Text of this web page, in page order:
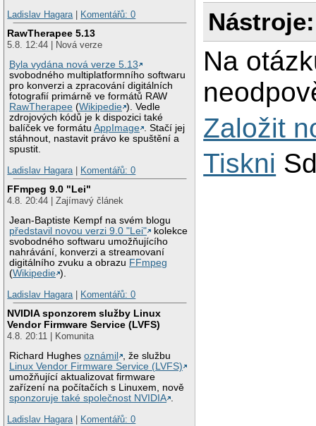
Ladislav Hagara| Komentářů: 0
RawTherapee 5.13
5.8. 12:44 | Nová verze
Byla vydána nová verze 5.13
svobodného multiplatformního softwaru
pro konverzi a zpracování digitálních
fotografií primárně ve formátů RAW
RawTherapee (Wikipedie ). Vedle
zdrojových kódů je k dispozici také
balíček ve formátuAppImage . Stačí jej
stáhnout, nastavit právo ke spuštění a
spustit.
Ladislav Hagara| Komentářů: 0
FFmpeg 9.0 "Lei"
4.8. 20:44 | Zajímavý článek
Jean-Baptiste Kempf na svém blogu
představil novou verzi 9.0 "Lei"
kolekce
svobodného softwaru umožňujícího
nahrávání, konverzi a streamovaní
digitálního zvuku a obrazu FFmpeg
(Wikipedie ).
Ladislav Hagara| Komentářů: 0
NVIDIA sponzorem služby Linux
Vendor Firmware Service (LVFS)
4.8. 20:11 | Komunita
Richard Hughesoznámil
, že službu
Linux Vendor Firmware Service (LVFS)
umožňující aktualizovat firmware
zařízení na počítačích s Linuxem, nově
sponzoruje také společnost NVIDIA .
Ladislav Hagara| Komentářů: 0
Nástroje:
Na
Založit
Tiskni